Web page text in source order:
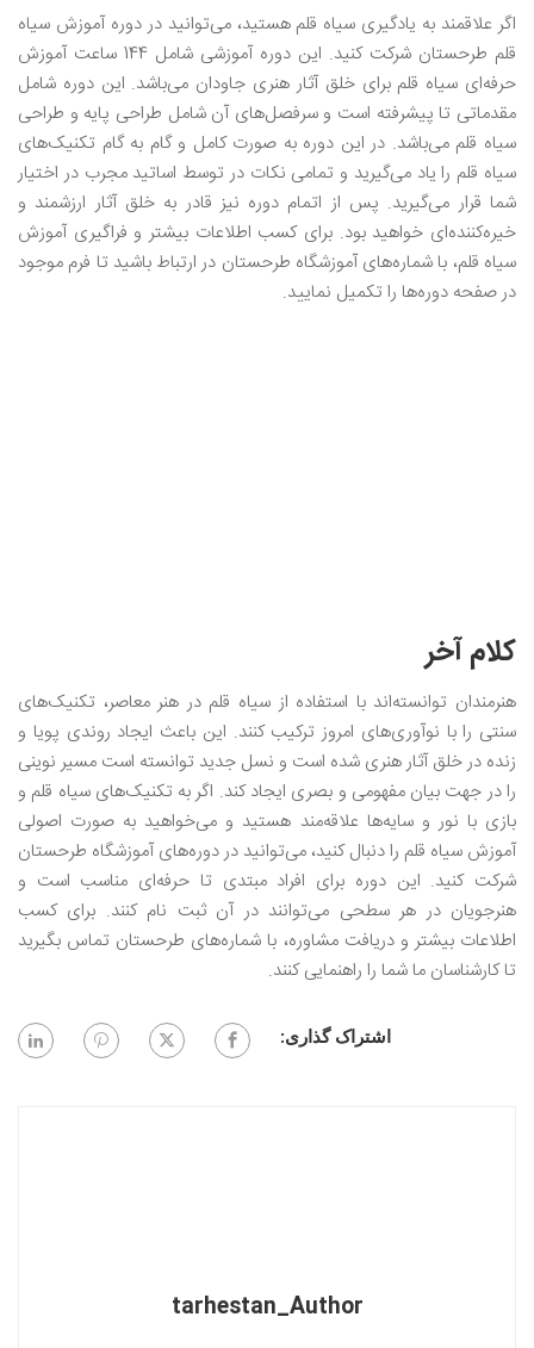
اگر علاقمند به یادگیری سیاه قلم هستید، می‌توانید در دوره آموزش سیاه
قلم طرحستان شرکت کنید. این دوره آموزشی شامل 144 ساعت آموزش
حرفه‌ای سیاه قلم برای خلق آثار هنری جاودان می‌باشد. این دوره شامل
مقدماتی تا پیشرفته است و سرفصل‌های آن شامل طراحی پایه و طراحی
سیاه قلم می‌باشد. در این دوره به صورت کامل و گام به گام تکنیک‌های
سیاه قلم را یاد می‌گیرید و تمامی نکات در توسط اساتید مجرب در اختیار
شما قرار می‌گیرید. پس از اتمام دوره نیز قادر به خلق آثار ارزشمند و
خیره‌کننده‌ای خواهید بود. برای کسب اطلاعات بیشتر و فراگیری آموزش
سیاه قلم، با شماره‌های آموزشگاه طرحستان در ارتباط باشید تا فرم موجود
در صفحه دوره‌ها را تکمیل نمایید.
کلام آخر
هنرمندان توانسته‌اند با استفاده از سیاه‌ قلم در هنر معاصر، تکنیک‌های
سنتی را با نوآوری‌های امروز ترکیب کنند. این باعث ایجاد روندی پویا و
زنده در خلق آثار هنری شده است و نسل جدید توانسته است مسیر نوینی
را در جهت بیان مفهومی و بصری ایجاد کند. اگر به تکنیک‌های سیاه قلم و
بازی با نور و سایه‌ها علاقه‌مند هستید و می‌خواهید به صورت اصولی
آموزش سیاه قلم را دنبال کنید، می‌توانید در دوره‌های آموزشگاه طرحستان
شرکت کنید. این دوره‌ برای افراد مبتدی تا حرفه‌ای مناسب است و
هنرجویان در هر سطحی می‌توانند در آن ثبت نام کنند. برای کسب
اطلاعات بیشتر و دریافت مشاوره، با شماره‌های طرحستان تماس بگیرید
تا کارشناسان ما شما را راهنمایی کنند.
اشتراک گذاری:
tarhestan_Author